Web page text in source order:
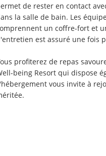
de rester en contact
la salle de bain. Les
un coffre-fort et
est assuré une fois
profiterez de repas
being Resort qui dispose
vous invite à